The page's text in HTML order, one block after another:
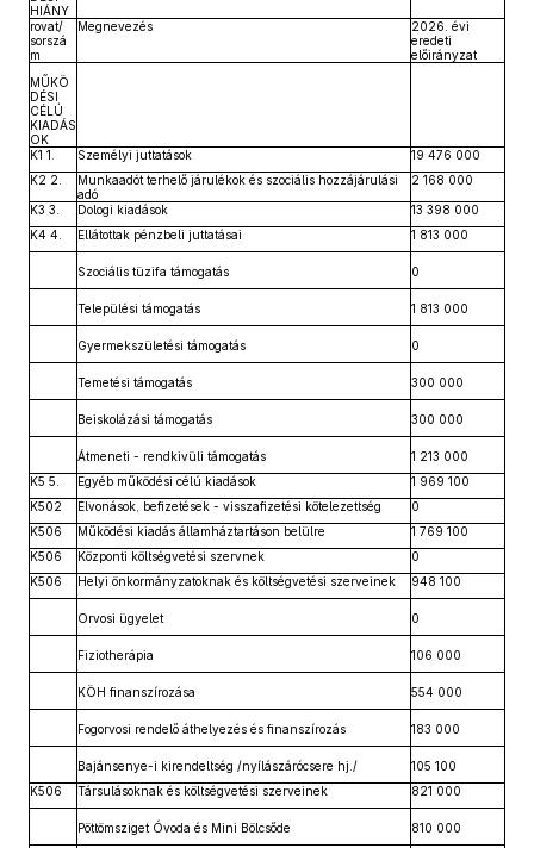
HIÁNY
rovat/
sorszá
m
Megnevezés
2026. évi
eredeti
előirányzat
MŰKÖ
DÉSI
CÉLÚ
KIADÁS
OK
K1 1.
Személyi juttatások
19 476 000
K2 2.
Munkaadót terhelő járulékok és szociális hozzájárulási
adó
2 168 000
K3 3. Dologi kiadások
13 398 000
K4 4.
Ellátottak pénzbeli juttatásai 1 813 000
Szociális tüzifa támogatás 0
Települési támogatás 1 813 000
Gyermekszületési támogatás 0
Temetési támogatás 300 000
Beiskolázási támogatás 300 000
Átmeneti - rendkivüli támogatás
1 213 000
K5 5.
Egyéb működési célú kiadások
1 969 100
K502
Elvonások, befizetések - visszafizetési kötelezettség
0
K506
Működési kiadás államháztartáson belülre
1 769 100
K506
Központi költségvetési szervnek
0
K506
Helyi önkormányzatoknak és költségvetési szerveinek 948 100
Orvosi ügyelet 0
Fiziotherápia 106 000
KÖH finanszírozása 554 000
Fogorvosi rendelő áthelyezés és finanszírozás 183 000
Bajánsenye-i kirendeltség /nyílászárócsere hj./
105 100
K506
Társulásoknak és költségvetési szerveinek 821 000
Pöttömsziget Óvoda és Mini Bölcsőde 810 000